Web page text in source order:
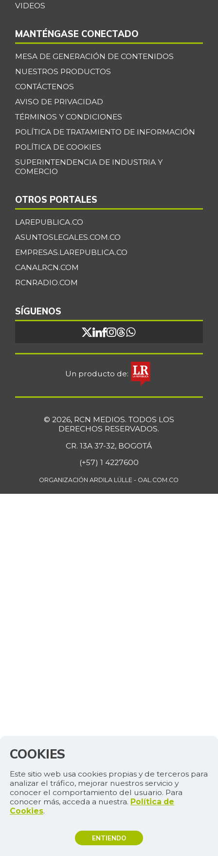
VIDEOS
MANTÉNGASE CONECTADO
MESA DE GENERACIÓN DE CONTENIDOS
NUESTROS PRODUCTOS
CONTÁCTENOS
AVISO DE PRIVACIDAD
TÉRMINOS Y CONDICIONES
POLÍTICA DE TRATAMIENTO DE INFORMACIÓN
POLÍTICA DE COOKIES
SUPERINTENDENCIA DE INDUSTRIA Y
COMERCIO
OTROS PORTALES
LAREPUBLICA.CO
ASUNTOSLEGALES.COM.CO
EMPRESAS.LAREPUBLICA.CO
CANALRCN.COM
RCNRADIO.COM
SÍGUENOS
Un producto de:
© 2026, RCN MEDIOS. TODOS LOS
DERECHOS RESERVADOS.
CR. 13A 37-32, BOGOTÁ
(+57) 1 4227600
ORGANIZACIÓN ARDILA LÜLLE - OAL.COM.CO
COOKIES
Este sitio web usa cookies propias y de terceros para
analizar el tráfico, mejorar nuestros servicio y
conocer el comportamiento del usuario. Para
conocer más, acceda a nuestra. Política de
Cookies.
ENTIENDO